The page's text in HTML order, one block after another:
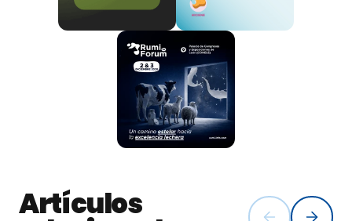
Al llegar ante el ayuntamiento estaba previsto que la
Imma Ferret, presidenta también de la
asociación Camí Ramader de Marina
recorrido del rebaño hasta el castillo, junto con la
Glòria Colom.
Los niños de las escuelas del municipio también
Catalunya, la avenida del Penedès, la calle de la vía
Artículos